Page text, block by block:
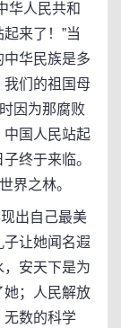
华人民共和
来了！”当
华民族是多
们的祖国母
因为那腐败
中国人民站起
终于来临。
界之林。
出自己最美
让她闻名遐
安天下是为
她；人民解放
无数的科学